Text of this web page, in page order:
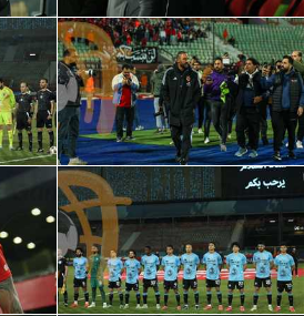
دوري أبطال أوروبا
دوري أبطال إفريقيا
كل البطولات
أقسام
الكرة المصرية
الدوري المصري
الكرة الأوروبية